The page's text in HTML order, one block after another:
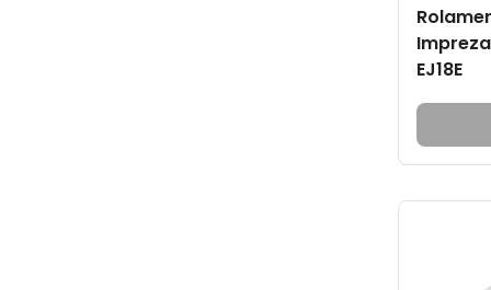
Impreza
EJ18E